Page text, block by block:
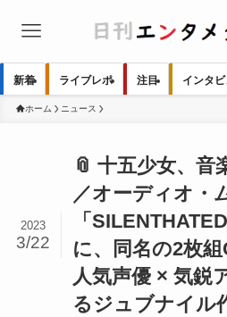
新着 ライブレポ 注目 インタ
ホーム ニュース
📎 十五少女、音
／オーディオ・
「
に、同名の2枚組
人気声優 × 気鋭
るジュブナイル
2023
3/22